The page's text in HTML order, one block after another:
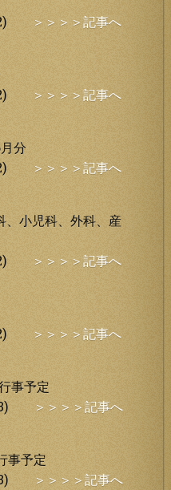
＞＞＞＞記事へ
＞＞＞＞記事へ
分
＞＞＞＞記事へ
、小児科、外科、産
＞＞＞＞記事へ
＞＞＞＞記事へ
事予定
＞＞＞＞記事へ
事予定
＞＞＞＞記事へ